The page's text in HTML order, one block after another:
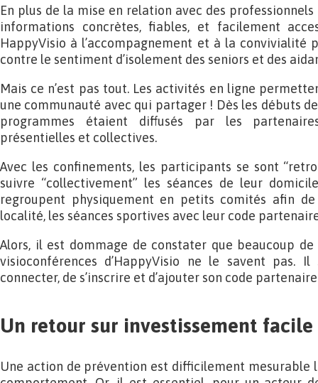
En plus de la mise en relation avec des
informations concrètes, fiables, et facilement
HappyVisio à l’accompagnement et à la
contre le sentiment d’isolement des seniors et des
Mais ce n’est pas tout. Les activités en ligne
une communauté avec qui partager ! Dès les débuts
programmes étaient diffusés par les
présentielles et collectives.
Avec les confinements, les participants se sont
suivre “collectivement” les séances de leur
regroupent physiquement en petits comités afin
localité, les séances sportives avec leur code
Alors, il est dommage de constater que beaucoup
visioconférences d’HappyVisio ne le savent pas.
connecter, de s’inscrire et d’ajouter son code
Un retour sur investissement facile
Une action de prévention est difficilement mesurable